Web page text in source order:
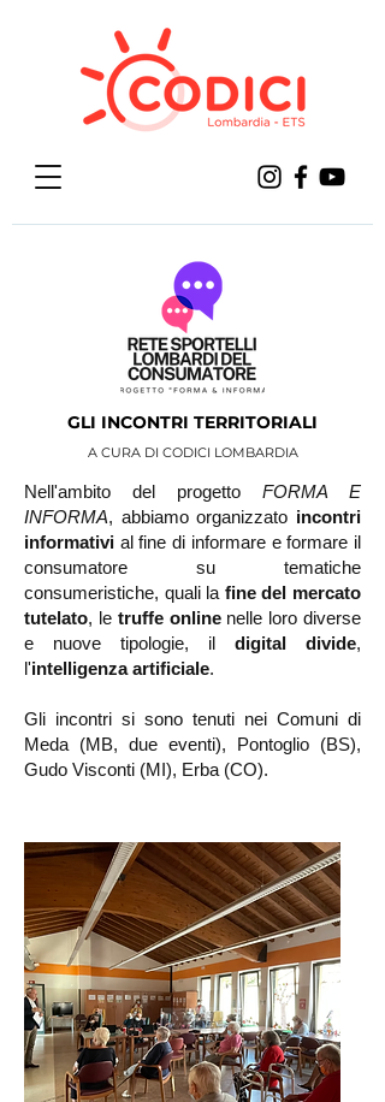
GLI INCONTRI TERRITORIALI
A CURA DI CODICI LOMBARDIA
Nell'ambito del progetto FORMA E
INFORMA, abbiamo organizzato incontri
informativi al fine di informare e formare il
consumatore su tematiche
consumeristiche, quali la fine del mercato
tutelato, letruffe onlinenelle loro diverse
e nuove tipologie, il digital divide,
l'intelligenza artificiale.
Gli incontri si sono tenuti nei Comuni di
Meda (MB, due eventi), Pontoglio (BS),
Gudo Visconti (MI), Erba (CO).